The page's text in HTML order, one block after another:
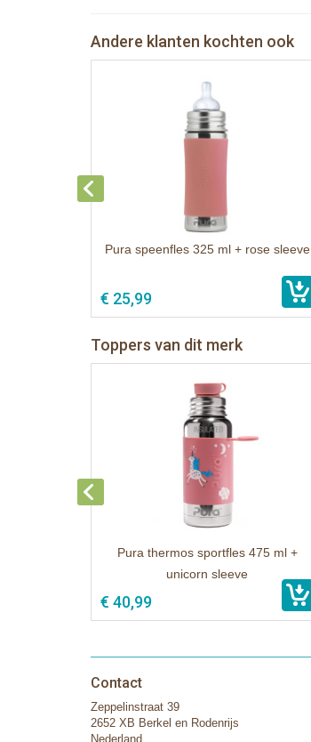
Andere klanten kochten ook
Pura speenfles 325 ml + rose sleeve
€ 25,99
Toppers van dit merk
Pura thermos sportfles 475 ml +
unicorn sleeve
€ 40,99
Contact
Zeppelinstraat 39
2652 XB Berkel en Rodenrijs
Nederland